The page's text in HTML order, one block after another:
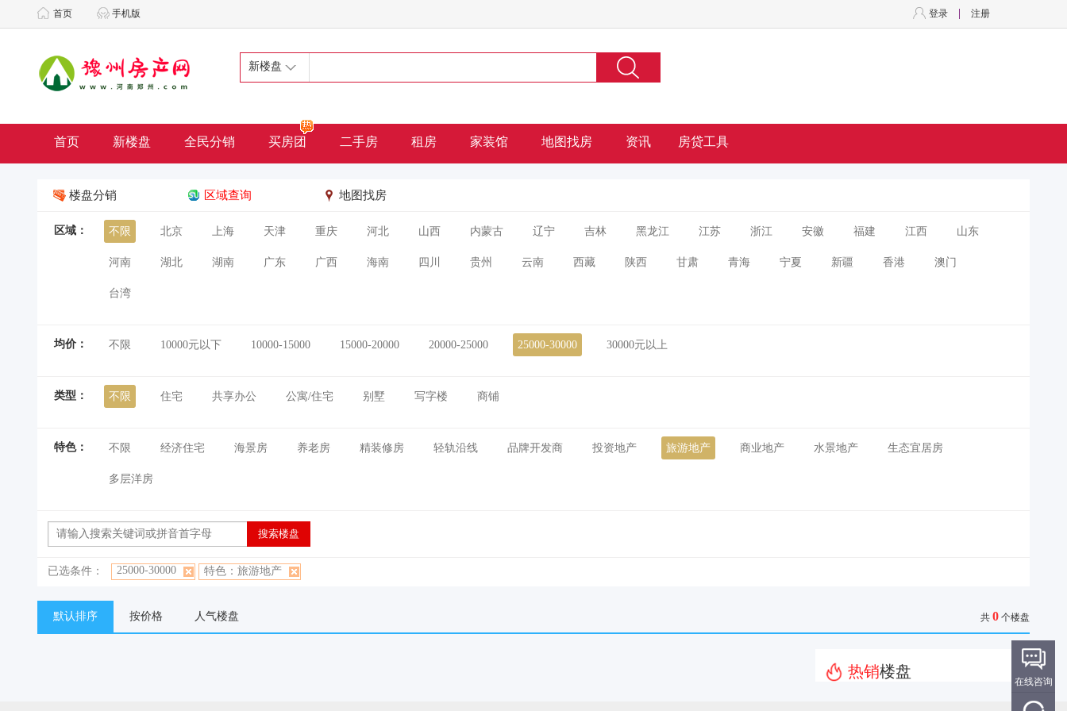
首页 手机版 注册
登录
新楼盘
首页 新楼盘 全民分销 买房团 二手房 租房 家装馆 地图找房 资讯 房贷工具
楼盘分销 区域查询 地图找房
区域： 不限 北京 上海 天津 重庆 河北 山西 内蒙古 辽宁 吉林 黑龙江 江苏 浙江 安徽 福建 江西 山东
河南 湖北 湖南 广东 广西 海南 四川 贵州 云南 西藏 陕西 甘肃 青海 宁夏 新疆 香港 澳门
台湾
均价： 不限 10000元以下 10000-15000 15000-20000 20000-25000 25000-30000 30000元以上
类型： 不限 住宅 共享办公 公寓/住宅 别墅 写字楼 商铺
特色： 不限 经济住宅 海景房 养老房 精装修房 轻轨沿线 品牌开发商 投资地产 旅游地产 商业地产 水景地产 生态宜居房
多层洋房
已选条件： 25000-30000 特色：旅游地产
默认排序 按价格 人气楼盘 共 0 个楼盘
热销楼盘
在线咨询